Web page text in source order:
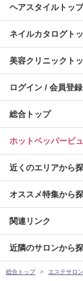
ヘアスタイルトップ
ネイルカタログト
美容クリニックト
ログイン / 会員登録
総合トップ
ホットペッパービ
近くのエリアから
オススメ特集から
関連リンク
近隣のサロンから
総合トップ エステサロ